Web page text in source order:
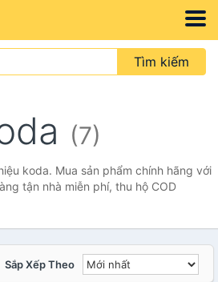
Tìm kiếm
(7)
koda. Mua sản phẩm chính hãng với
tận nhà miễn phí, thu hộ COD
Sắp Xếp Theo